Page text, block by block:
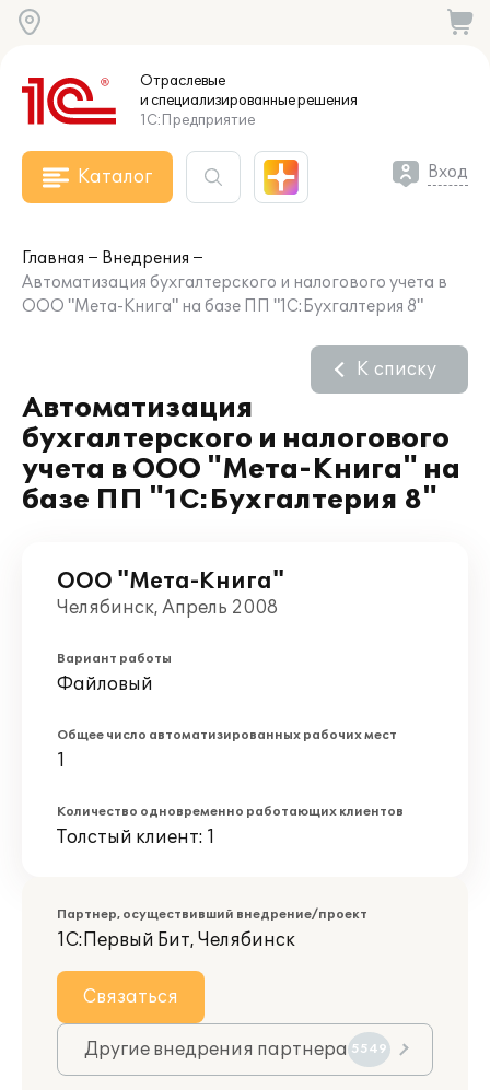
Отраслевые
и специализированныерешения
1С:Предприятие
Каталог Вход
Главная
Внедрения
Автоматизация бухгалтерского и налогового учета в
ООО "Мета-Книга" на базе ПП "1С:Бухгалтерия 8"
Автоматизация
бухгалтерского и налогового
учета в ООО "Мета-Книга" на
базе ПП "1С:Бухгалтерия 8"
К списку
ООО "Мета-Книга"
Челябинск, Апрель 2008
Вариант работы
Файловый
Общее число автоматизированных рабочих мест
1
Количество одновременно работающих клиентов
Толстый клиент: 1
Партнер, осуществивший внедрение/проект
1С:Первый Бит, Челябинск
Связаться
Другие внедрения партнера 5549